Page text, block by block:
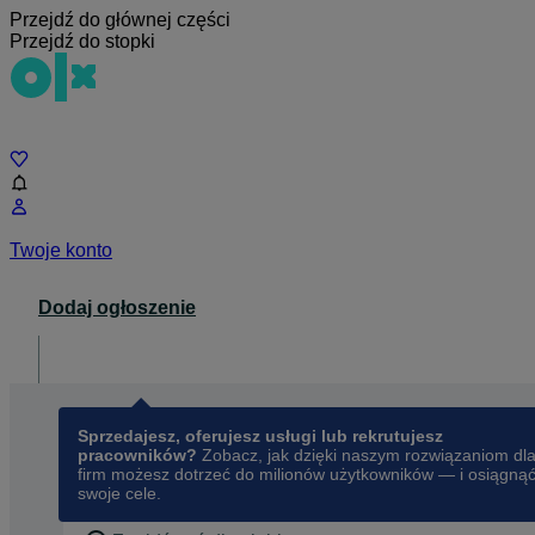
Przejdź do głównej części
Przejdź do stopki
Twoje konto
Dodaj ogłoszenie
Sprzedajesz, oferujesz usługi lub rekrutujesz
pracowników? Zobacz, jak dzięki naszym rozwiązaniom dla
firm możesz dotrzeć do milionów użytkowników — i osiągnąć
swoje cele.